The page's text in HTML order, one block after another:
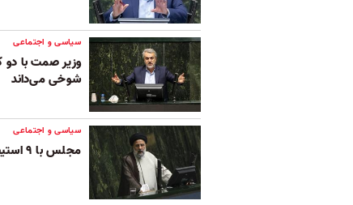
سیاسی و اجتماعی
وزیر صمت با دو
شوخی می‌داند
سیاسی و اجتماعی
مجلس با ۹ استیضاح به سراغ دولت می‌رود